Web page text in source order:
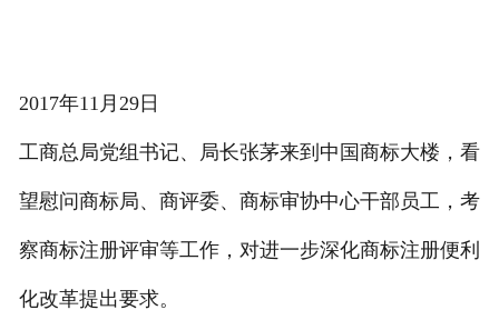
2017年11月29日
工商总局党组书记、局长张茅来到中国商标大楼，看
望慰问商标局、商评委、商标审协中心干部员工，考
察商标注册评审等工作，对进一步深化商标注册便利
化改革提出要求。